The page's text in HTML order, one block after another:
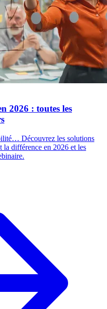
2026 : toutes les
Découvrez les solutions
la différence en 2026 et les